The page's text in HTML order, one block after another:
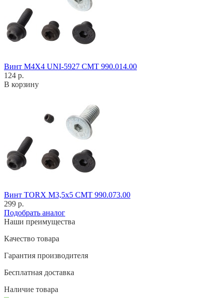
Винт M4X4 UNI-5927 CMT 990.014.00
124 р.
В корзину
Винт TORX M3,5x5 CMT 990.073.00
299 р.
Подобрать аналог
Наши преимущества
Качество товара
Гарантия производителя
Бесплатная доставка
Наличие товара